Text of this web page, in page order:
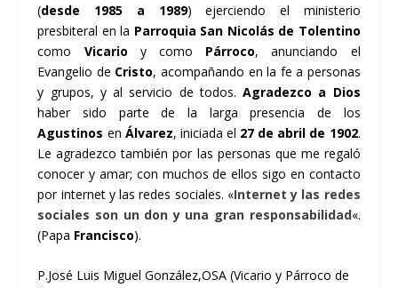
(desde 1985 a 1989) ejerciendo el ministerio
presbiteral en la Parroquia San Nicolás de Tolentino
como Vicario y como Párroco, anunciando el
Evangelio de Cristo, acompañando en la fe a personas
y grupos, y al servicio de todos.Agradezco a Dios
haber sido parte de la larga presencia de los
Agustinos en Álvarez, iniciada el 27 de abril de 1902.
Le agradezco también por las personas que me regaló
conocer y amar; con muchos de ellos sigo en contacto
por internet y las redes sociales. «Internet y las redes
sociales son un don y una gran responsabilidad«.
(Papa Francisco).
P.José Luis Miguel González,OSA (Vicario y Párroco de